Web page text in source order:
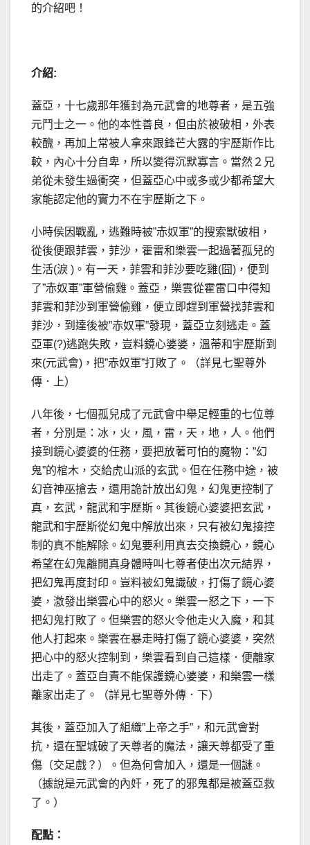
的介紹吧！
介紹:
蓋亞，十七歲那年獲封為元武會的地尊者，是五強
元鬥士之一。他的本性善良，但由於被破相，外表
較醜，再加上常被人拿來跟鋒芒大露的宇歷斯作比
較，內心十分自卑，所以變得沉默寡言。當然２兄
弟從未發生過衝突，但蓋亞心中或多或少都希望大
家能認定他的實力不在宇歷斯之下。
小時侯因戰亂，逃難時被”赤奴軍”的搜索獸破相，
從後便跟菲雲，菲沙，霍雷和樂雲一起過著孤兒的
生活(淚 )。有一天，菲雲和菲沙要吃雞(囧)，便到
了”赤奴軍”軍營偷雞。蓋亞，樂雲從霍雷口中得知
菲雲和菲沙到軍營偷雞，便立即趕到軍營找菲雲和
菲沙，到達後被”赤奴軍”發現，蓋亞立刻逃走。蓋
亞軍(?)逃跑失敗，豈料鏡心婆婆，溫蒂和宇歷斯到
來(元武會)，把”赤奴軍”打敗了。（詳見七聖尊外
傳．上）
八年後，七個孤兒成了元武會中舉足輕重的七位尊
者，分別是：冰，火，風，雷，天，地，人。他們
接到鏡心婆婆的任務，要把放著可怕的魔物：”幻
鬼”的棺木，交給虎山派的玄武。但在任務中途，被
幻音神巫搶去，還用詭計放出幻鬼，幻鬼更控制了
真，玄武，龍武和宇歷斯。其後鏡心婆婆把玄武，
龍武和宇歷斯從幻鬼中解放出來，只有被幻鬼接控
制的真不能解除。幻鬼要利用真去交換鏡心，鏡心
希望在幻鬼離開真身體時叫七尊者使出次元結界，
把幻鬼再度封印。豈料被幻鬼識破，打傷了鏡心婆
婆，激發出樂雲心中的怒火。樂雲一怒之下，一下
把幻鬼打敗了。但樂雲的怒火令他走火入魔，和其
他人打起來。樂雲在暴走時打傷了鏡心婆婆，突然
把心中的怒火控制到，樂雲看到自己這樣．便離家
出走了。蓋亞自責不能保護鏡心婆婆，和樂雲一樣
離家出走了。（詳見七聖尊外傳．下）
其後，蓋亞加入了組織”上帝之手”，和元武會對
抗，還在聖城破了天尊者的魔法，讓天尊都受了重
傷（交足戲？）。但為何會加入，還是一個謎。
（據說是元武會的內奸，死了的邪鬼都是被蓋亞救
了。）
配點：